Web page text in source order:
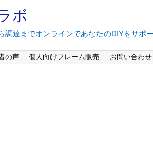
ボ
達までオンラインであなたのDIYをサポ
の声 個人向けフレーム販売 お問い合わせ